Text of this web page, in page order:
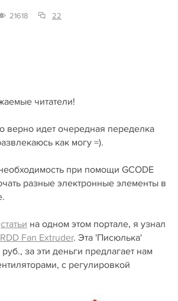
21618 22
читатели!
верно идет очередная переделка
как могу =).
при помощи GCODE
разные электронные элементы в
статьи на одном этом портале, я узнал
RDD Fan Extruder. Эта 'Писюлька'
за эти деньги предлагает нам
с регулировкой